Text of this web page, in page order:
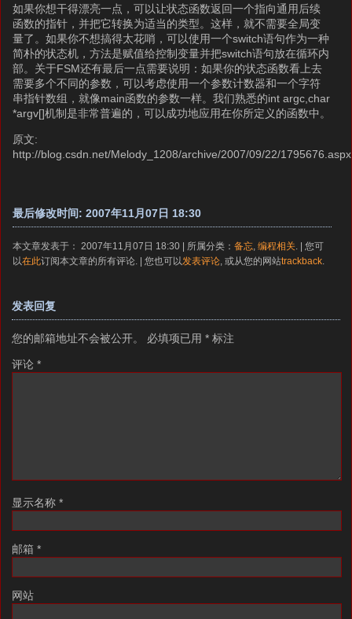
如果你想干得漂亮一点，可以让状态函数返回一个指向通用后续
函数的指针，并把它转换为适当的类型。这样，就不需要全局变
量了。如果你不想搞得太花哨，可以使用一个switch语句作为一种
简朴的状态机，方法是赋值给控制变量并把switch语句放在循环内
部。关于FSM还有最后一点需要说明：如果你的状态函数看上去
需要多个不同的参数，可以考虑使用一个参数计数器和一个字符
串指针数组，就像main函数的参数一样。我们熟悉的int argc,char
*argv[]机制是非常普遍的，可以成功地应用在你所定义的函数中。
原文:
http://blog.csdn.net/Melody_1208/archive/2007/09/22/1795676.aspx
最后修改时间: 2007年11月07日 18:30
本文章发表于： 2007年11月07日 18:30 | 所属分类：备忘 ,编程相关 . | 您可
以在此订阅本文章的所有评论. | 您也可以 发表评论 , 或从您的网站trackback
发表回复
您的邮箱地址不会被公开。 必填项已用 * 标注
评论 *
显示名称 *
邮箱 *
网站